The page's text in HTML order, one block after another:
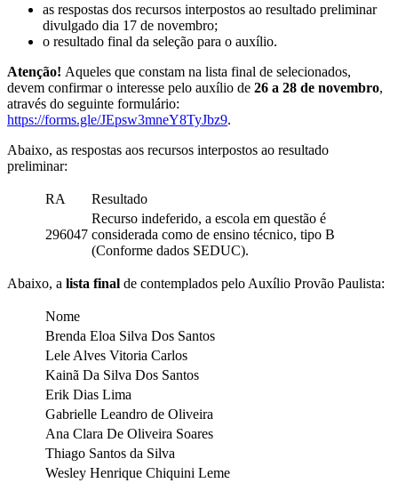
as respostas dos recursos interpostos ao resultado preliminar
divulgado dia 17 de novembro;
o resultado final da seleção para o auxílio.
Atenção! Aqueles que constam na lista final de selecionados,
devem confirmar o interesse pelo auxílio de 26 a 28 de novembro,
através do seguinte formulário:
https://forms.gle/JEpsw3mneY8TyJbz9.
Abaixo, as respostas aos recursos interpostos ao resultado
preliminar:
RA Resultado
296047
Recurso indeferido, a escola em questão é
considerada como de ensino técnico, tipo B
(Conforme dados SEDUC).
Abaixo, a lista final de contemplados pelo Auxílio Provão Paulista:
Nome
Brenda Eloa Silva Dos Santos
Lele Alves Vitoria Carlos
Kainã Da Silva Dos Santos
Erik Dias Lima
Gabrielle Leandro de Oliveira
Ana Clara De Oliveira Soares
Thiago Santos da Silva
Wesley Henrique Chiquini Leme